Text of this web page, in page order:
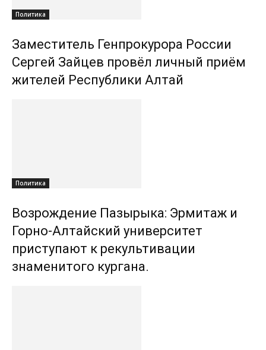
Политика
Заместитель Генпрокурора России
Сергей Зайцев провёл личный приём
жителей Республики Алтай
Политика
Возрождение Пазырыка: Эрмитаж и
Горно-Алтайский университет
приступают к рекультивации
знаменитого кургана.